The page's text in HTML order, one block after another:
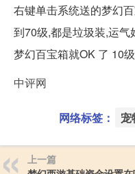
右键单击系统送的梦幻
到70级,都是垃圾装,运
梦幻百宝箱就OK 了 10
中评网
网络标签： 宠
上一篇